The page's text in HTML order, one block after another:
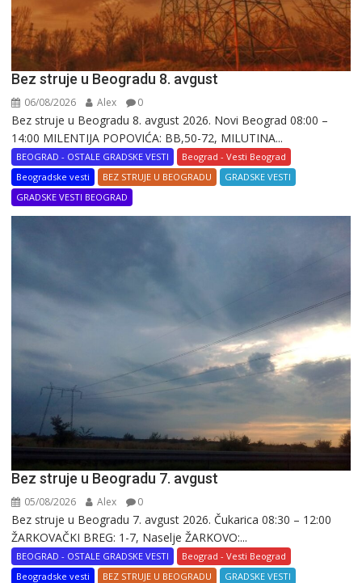
Bez struje u Beogradu 8. avgust
06/08/2026 Alex 0
Bez struje u Beogradu 8. avgust 2026. Novi Beograd 08:00 –
14:00 MILENTIJA POPOVIĆA: BB,50-72, MILUTINA...
BEOGRAD - OSTALE GRADSKE VESTI
Beograd - Vesti Beograd
Beogradske vesti
BEZ STRUJE U BEOGRADU
GRADSKE VESTI
GRADSKE VESTI BEOGRAD
Bez struje u Beogradu 7. avgust
05/08/2026 Alex 0
Bez struje u Beogradu 7. avgust 2026. Čukarica 08:30 – 12:00
ŽARKOVAČKI BREG: 1-7, Naselje ŽARKOVO:...
BEOGRAD - OSTALE GRADSKE VESTI
Beograd - Vesti Beograd
Beogradske vesti
BEZ STRUJE U BEOGRADU
GRADSKE VESTI